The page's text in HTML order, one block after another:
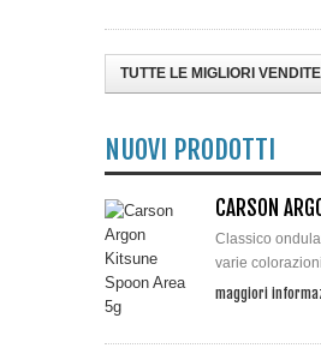
TUTTE LE MIGLIORI VENDITE
NUOVI PRODOTTI
CARSON
Classico
varie
maggiori